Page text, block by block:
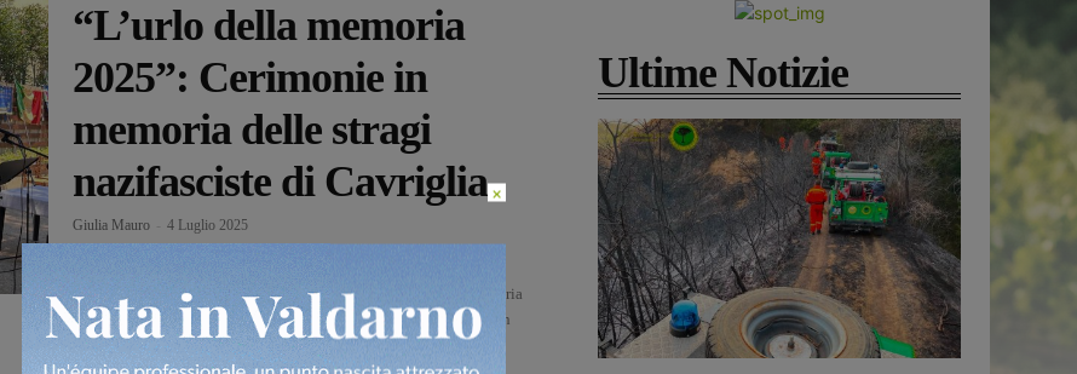
“L’urlo della memoria
2025”: Cerimonie in
memoria delle stragi
nazifasciste di Cavriglia
Giulia Mauro 4 Luglio 2025
anniversario dell’eccidio del 4 luglio 1944. Una giornata di memoria
collettiva per ricordare le vittime del massacro nazista che segnò in
modo indelebile la storia del paese. “L’urlo della Memoria”...
Ultime Notizie
×